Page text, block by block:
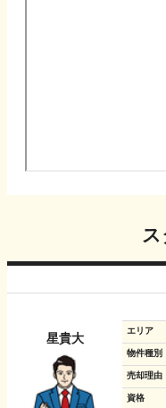
星貴大
エリア
物件種別
売却理由
資格